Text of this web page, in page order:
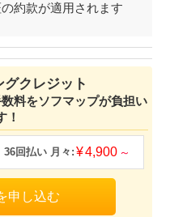
約款が適用されます
クレジット
料をソフマップが負担い
！
4,900